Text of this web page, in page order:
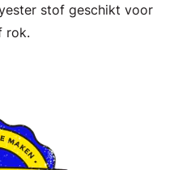
stof geschikt voor
rok.